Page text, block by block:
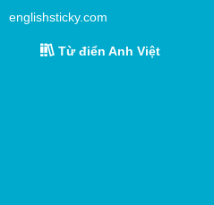
englishsticky.com
Từ điển Anh Việt